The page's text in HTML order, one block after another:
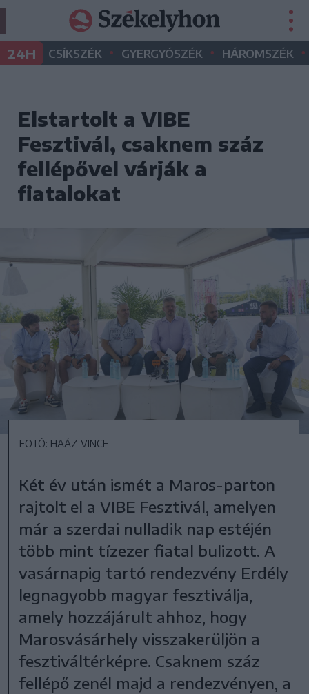
24H CSÍKSZÉK • GYERGYÓSZÉK • HÁROMSZÉK •
Elstartolt a VIBE
Fesztivál, csaknem száz
fellépővel várják a
fiatalokat
FOTÓ: HAÁZ VINCE
Két év után ismét a Maros-parton
rajtolt el a VIBE Fesztivál, amelyen
már a szerdai nulladik nap estéjén
több mint tízezer fiatal bulizott. A
vasárnapig tartó rendezvény Erdély
legnagyobb magyar fesztiválja,
amely hozzájárult ahhoz, hogy
Marosvásárhely visszakerüljön a
fesztiváltérképre. Csaknem száz
fellépő zenél majd a rendezvényen, a